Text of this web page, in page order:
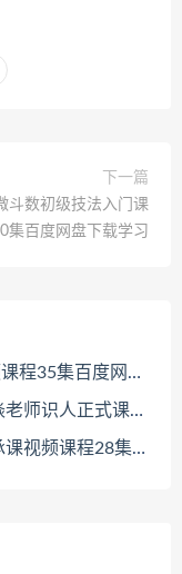
下一篇
斗数初级技法入门课
集百度网盘下载学习
百度网盘下载学习
课50集百度网盘下载学习
集百度网盘下载学习